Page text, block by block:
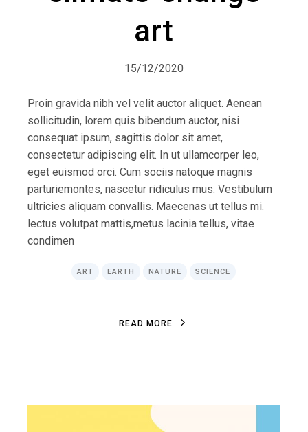
art
15/12/2020
Proin gravida nibh vel velit auctor aliquet. Aenean
sollicitudin, lorem quis bibendum auctor, nisi
consequat ipsum, sagittis dolor sit amet,
consectetur adipiscing elit. In ut ullamcorper leo,
eget euismod orci. Cum sociis natoque magnis
parturiemontes, nascetur ridiculus mus. Vestibulum
ultricies aliquam convallis. Maecenas ut tellus mi.
lectus volutpat mattis,metus lacinia tellus, vitae
condimen
ART EARTH NATURE SCIENCE
READ MORE